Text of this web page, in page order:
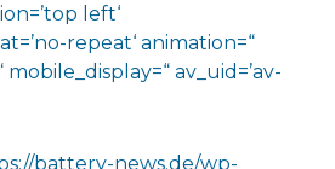
left‘
repeat‘ animation=“
av_uid=’av-
battery-news.de/wp-